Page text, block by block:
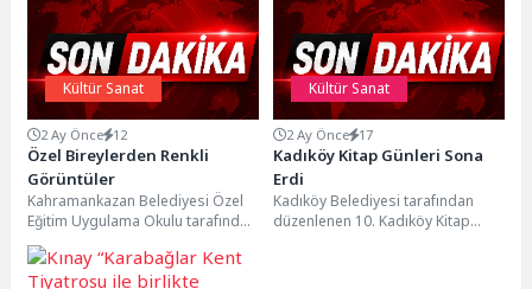
Kültür Sanat
2 Ay Önce 12
Özel Bireylerden Renkli
Görüntüler
Kahramankazan Belediyesi Özel
Eğitim Uygulama Okulu tarafından
düzenlenen etkinlikte, öğrencilerin
hazırladığı görsel sanatlar sergisi
ve...
Kültür Sanat
2 Ay Önce 17
Kadıköy Kitap Günleri Sona
Erdi
Kadıköy Belediyesi tarafından
düzenlenen 10. Kadıköy Kitap